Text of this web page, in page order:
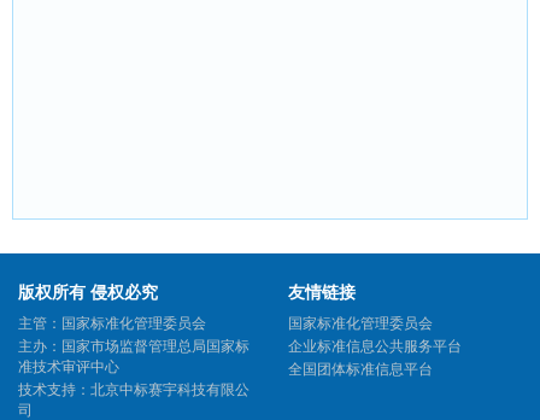
版权所有 侵权必究
主管：国家标准化管理委员会
主办：国家市场监督管理总局国家标
准技术审评中心
技术支持：北京中标赛宇科技有限公
司
友情链接
国家标准化管理委员会
企业标准信息公共服务平台
全国团体标准信息平台